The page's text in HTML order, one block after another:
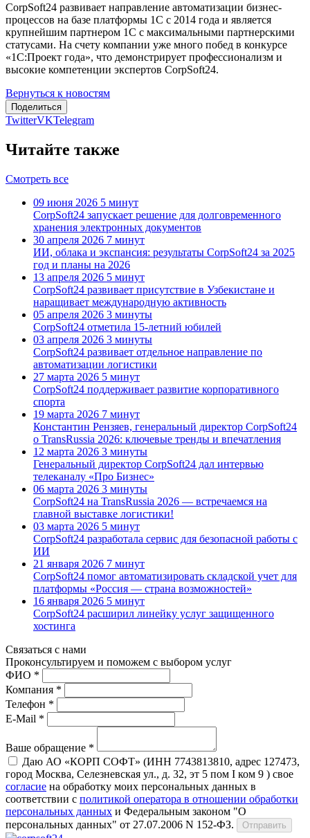
CorpSoft24 развивает направление автоматизации бизнес-
процессов на базе платформы 1С с 2014 года и является
крупнейшим партнером 1С с максимальными партнерскими
статусами. На счету компании уже много побед в конкурсе
«1С:Проект года», что демонстрирует профессионализм и
высокие компетенции экспертов CorpSoft24.
Вернуться к новостям
Поделиться
TwitterVKTelegram
Читайте также
Смотреть все
09 июня 2026 5 минут
CorpSoft24 запускает решение для долговременного
хранения электронных документов
30 апреля 2026 7 минут
ИИ, облака и экспансия: результаты CorpSoft24 за 2025
год и планы на 2026
13 апреля 2026 5 минут
CorpSoft24 развивает присутствие в Узбекистане и
наращивает международную активность
05 апреля 2026 3 минуты
CorpSoft24 отметила 15-летний юбилей
03 апреля 2026 3 минуты
CorpSoft24 развивает отдельное направление по
автоматизации логистики
27 марта 2026 5 минут
CorpSoft24 поддерживает развитие корпоративного
спорта
19 марта 2026 7 минут
Константин Рензяев, генеральный директор CorpSoft24
о TransRussia 2026: ключевые тренды и впечатления
12 марта 2026 3 минуты
Генеральный директор CorpSoft24 дал интервью
телеканалу «Про Бизнес»
06 марта 2026 3 минуты
CorpSoft24 на TransRussia 2026 — встречаемся на
главной выставке логистики!
03 марта 2026 5 минут
CorpSoft24 разработала сервис для безопасной работы с
ИИ
21 января 2026 7 минут
CorpSoft24 помог автоматизировать складской учет для
платформы «Россия — страна возможностей»
16 января 2026 5 минут
CorpSoft24 расширил линейку услуг защищенного
хостинга
Связаться с нами
Проконсуль­тируем и поможем с выбором услуг
ФИО *
Компания *
Телефон *
E-Mail *
Ваше обращение *
Даю АО «КОРП СОФТ» (ИНН 7743813810, адрес 127473,
город Москва, Селезневская ул., д. 32, эт 5 пом I ком 9 ) свое
согласие на обработку моих персональных данных в
соответствии с политикой оператора в отношении обработки
персональных данных и Федеральным законом "О
персональных данных" от 27.07.2006 N 152-ФЗ.
Отправить